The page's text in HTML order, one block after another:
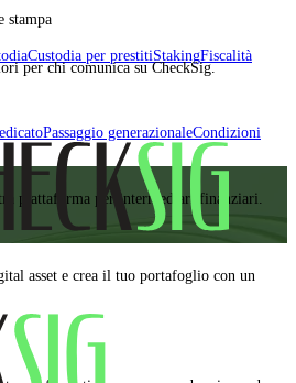
Custodia per prestitiStakingFiscalità
Passaggio generazionaleCondizioni
piattaforma per intermediari finanziari.
asset e crea il tuo portafoglio con un
stampa
per chi comunica su CheckSig.